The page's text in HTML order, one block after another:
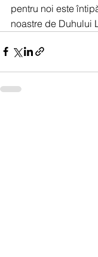
pentru noi este
noastre de Duhului